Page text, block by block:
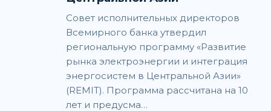
Совет исполнительных директоров
Всемирного банка утвердил
региональную программу «Развитие
рынка электроэнергии и интеграция
энергосистем в Центральной Азии»
(REMIT). Программа рассчитана на 10
лет и предусма…